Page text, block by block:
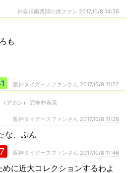
神奈川南西部の虎ファン 2017,10/8 14:36
も
阪神タイガースファンさん 2017,10/8 11:22
アカン） 完全非表示
阪神タイガースファンさん 2017,10/8 11:26
な、ぷん
阪神タイガースファンさん 2017,10/8 11:46
めに近大コレクションするわよ